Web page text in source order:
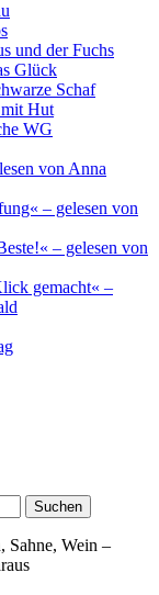
und der Fuchs
Glück
Schaf
Hut
WG
von Anna
– gelesen von
– gelesen von
gemacht« –
Suchen
Sahne, Wein –